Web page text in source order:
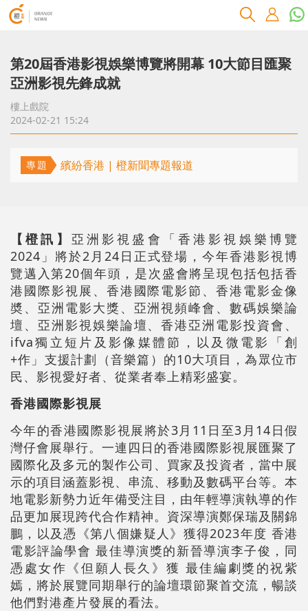
第20屆香港影視娛樂博覽將開幕 10大節目匯聚
亞洲影視先鋒成就
樓上戲院
2024-02-21 15:24
專題 繽紛香港 | 橙新聞專題報道
【橙訊】 亞洲影視盛會「香港影視娛樂博覽
2024」將於2月24日正式登場，今年香港影視博
覽邁入第20個年頭，是次盛會將呈現包括包括香
港國際影視展、香港國際電影節、香港電影金像
奬、亞洲電影大獎、亞洲視頻峰會、數碼娛樂論
壇、亞洲影視娛樂論壇、香港亞洲電影投資會、
ifva獨立短片及影像媒體節，以及微電影「創
+作」支援計劃（音樂篇）的10大項目，為眾位市
民、影視愛好者、從業者奉上精彩盛宴。
香港國際影視展
今年的香港國際影視展將於3月11日至3月14日假
灣仔會展舉行。一連四日的香港國際影視展匯聚了
國際化及多元的製作公司、買家及投資者，當中展
示的項目涵蓋影視、串流、移動及數碼平台等。本
地電影新勢力近年備受注目，由年輕導演執導的作
品更加展現跨代合作精神。資深導演鄭保瑞及關錦
鵬，以及憑《第八個嫌疑人》獲得2023年度 香港
電影評論學會 最佳導演獎的新晉導演李子俊，同
憑處女作《但願人長久》獲 最佳編劇獎的祝紫
嫣，將於展覽同期舉行的論壇環節聚首交流，暢談
他們對港產片發展的看法。